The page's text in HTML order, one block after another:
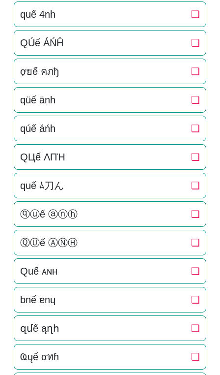
quế 4nh ❏
QÚế ÁŃĤ ❏
ợยế คภђ ❏
qüế änh ❏
qúế áńh ❏
QЦế ΛПΉ ❏
quế ﾑ刀ん ❏
ⓠⓤế ⓐⓝⓗ ❏
ⓆⓊế ⒶⓃⒽ ❏
Quế ᴀɴн ❏
bnế ɐnɥ ❏
զմế ąղհ ❏
Ҩųế αทɦ ❏